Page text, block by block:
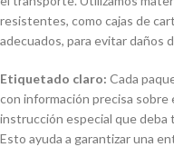
resistentes, como cajas de
adecuados, para evitar daños
Etiquetado claro: Cada
con información precisa
instrucción especial que
Esto ayuda a garantizar una